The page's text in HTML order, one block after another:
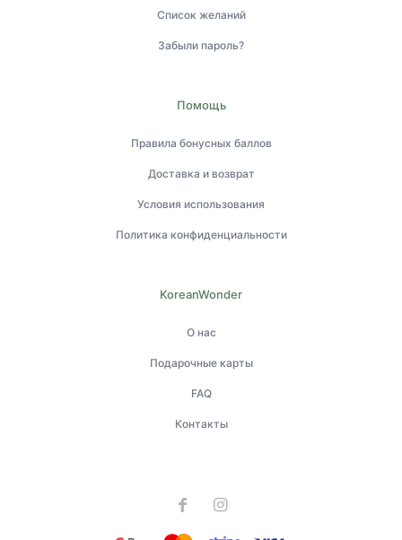
Список желаний
Забыли пароль?
Помощь
Правила бонусных баллов
Доставка и возврат
Условия использования
Политика конфиденциальности
KoreanWonder
О нас
Подарочные карты
FAQ
Контакты